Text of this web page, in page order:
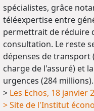
spécialistes, grâce
téléexpertise entre
permettrait de réduire
consultation. Le reste
dépenses de transport
charge de l'assuré) et
urgences (284 millions).
> Les Echos, 18 janvier
> Site de l'Institut